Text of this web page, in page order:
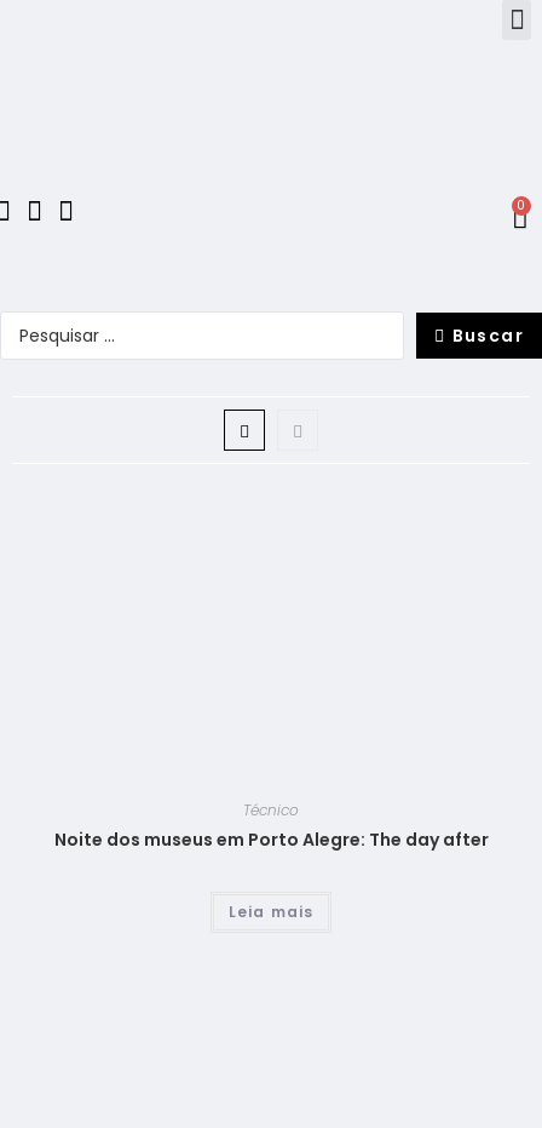
0
Buscar
Técnico
Noite dos museus em Porto Alegre: The day after
Leia mais